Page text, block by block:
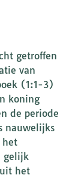
getroffen
van
(1:1-3)
koning
de periode
nauwelijks
het
gelijk
het